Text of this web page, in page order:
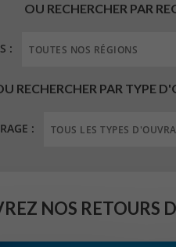
OU RECHERCHER PAR
:
RECHERCHER PAR TYPE
:
NOS RETOURS